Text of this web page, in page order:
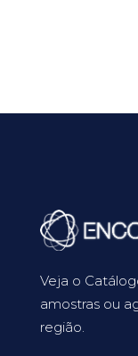
Veja o
amostras ou
região.